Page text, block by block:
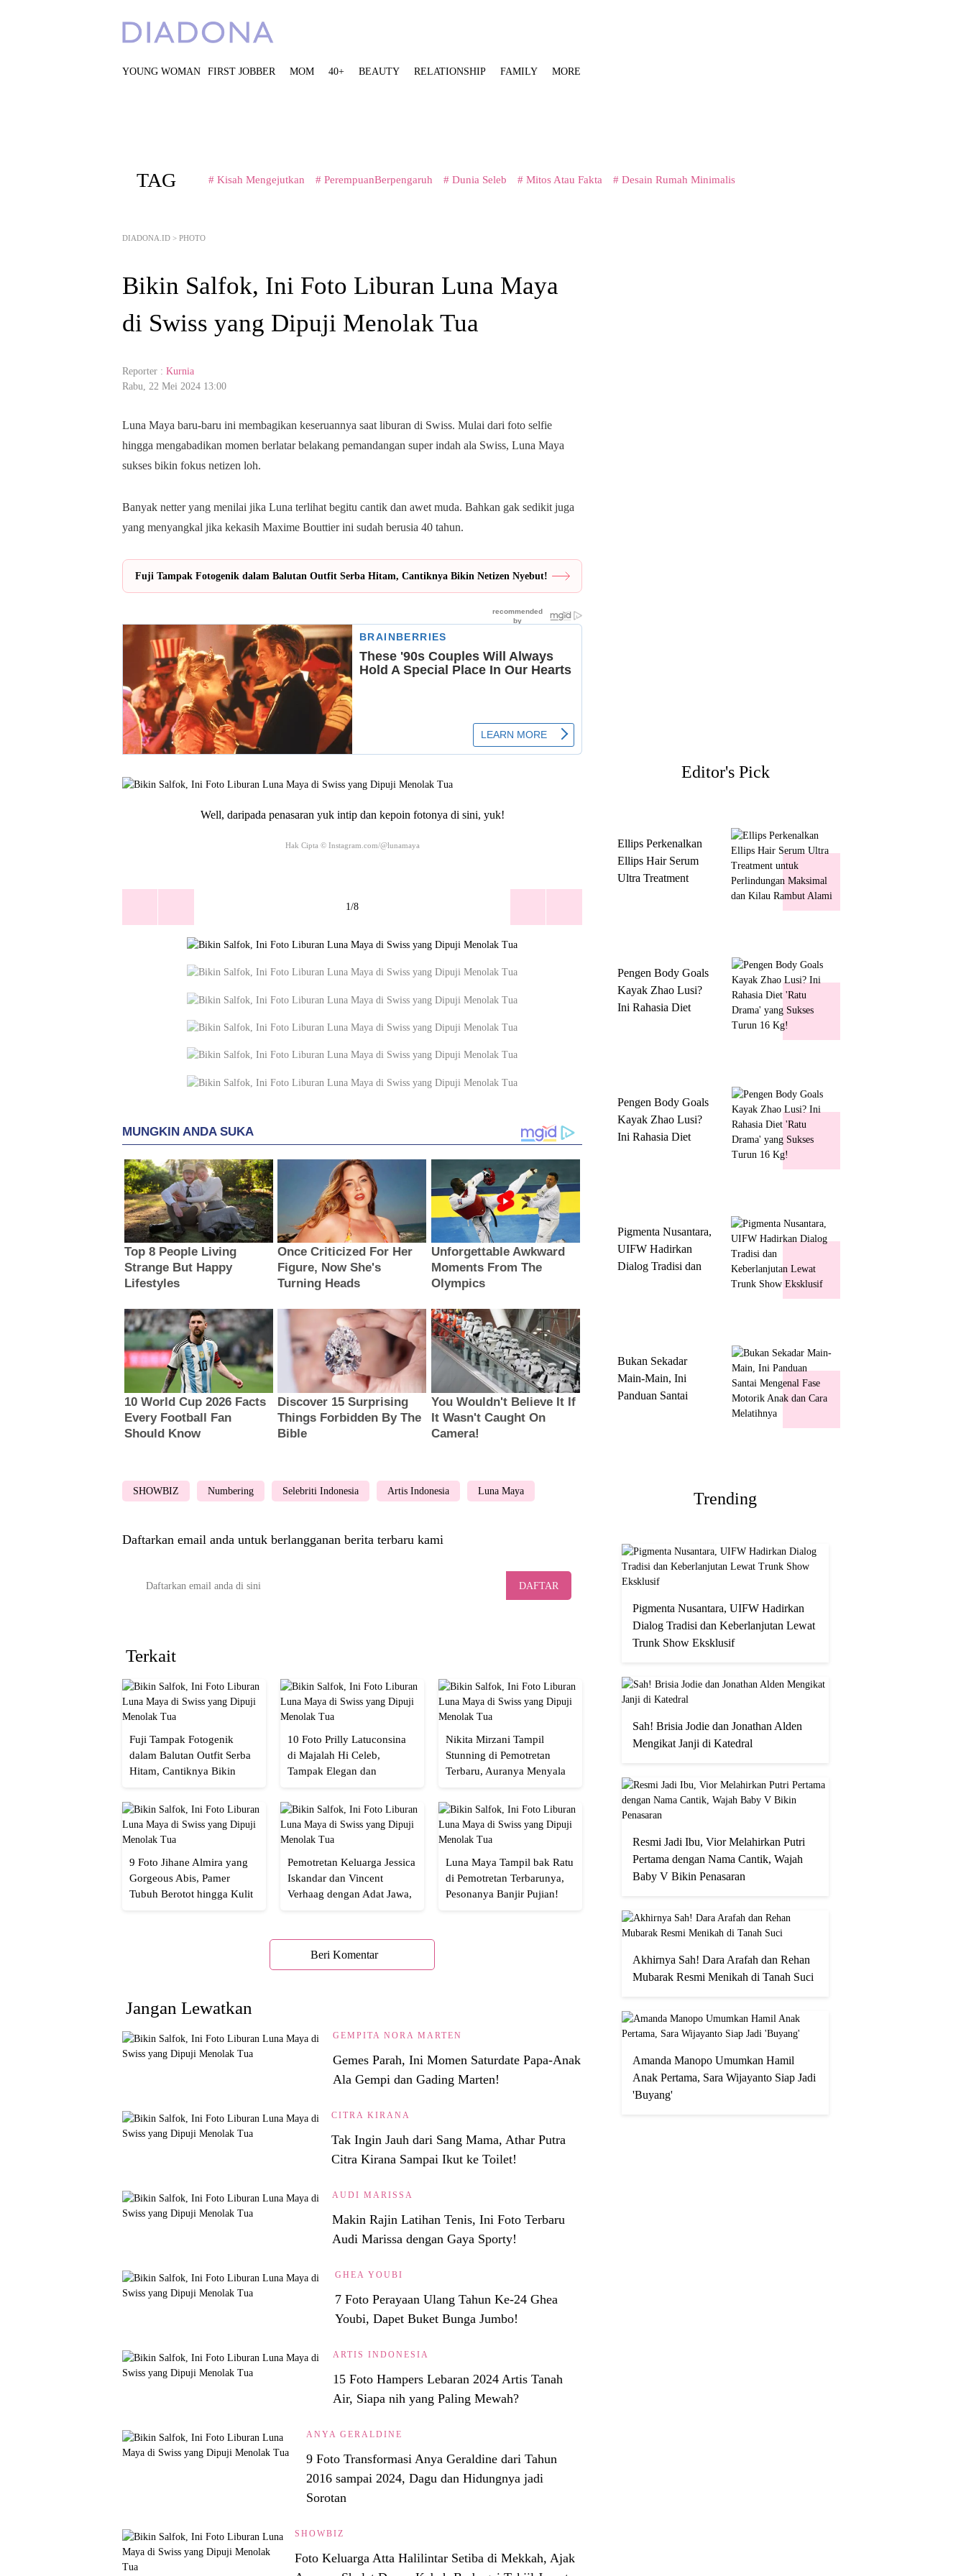
YOUNG WOMAN FIRST JOBBER MOM 40+ BEAUTY RELATIONSHIP FAMILY MORE
TAG # Kisah Mengejutkan # PerempuanBerpengaruh # Dunia Seleb # Mitos Atau Fakta # Desain Rumah Minimalis
DIADONA.ID > PHOTO
Bikin Salfok, Ini Foto Liburan Luna Maya
di Swiss yang Dipuji Menolak Tua
Reporter : Kurnia
Rabu, 22 Mei 2024 13:00
Luna Maya baru-baru ini membagikan keseruannya saat liburan di Swiss. Mulai dari foto selfie
hingga mengabadikan momen berlatar belakang pemandangan super indah ala Swiss, Luna Maya
sukses bikin fokus netizen loh.
Banyak netter yang menilai jika Luna terlihat begitu cantik dan awet muda. Bahkan gak sedikit juga
yang menyangkal jika kekasih Maxime Bouttier ini sudah berusia 40 tahun.
Fuji Tampak Fotogenik dalam Balutan Outfit Serba Hitam, Cantiknya Bikin Netizen Nyebut!
Well, daripada penasaran yuk intip dan kepoin fotonya di sini, yuk!
Hak Cipta © Instagram.com/@lunamaya
1/8
SHOWBIZ Numbering Selebriti Indonesia Artis Indonesia Luna Maya
Daftarkan email anda untuk berlangganan berita terbaru kami
DAFTAR
Terkait
Fuji Tampak Fotogenik
dalam Balutan Outfit Serba
Hitam, Cantiknya Bikin
10 Foto Prilly Latuconsina
di Majalah Hi Celeb,
Tampak Elegan dan
Nikita Mirzani Tampil
Stunning di Pemotretan
Terbaru, Auranya Menyala
9 Foto Jihane Almira yang
Gorgeous Abis, Pamer
Tubuh Berotot hingga Kulit
Pemotretan Keluarga Jessica
Iskandar dan Vincent
Verhaag dengan Adat Jawa,
Luna Maya Tampil bak Ratu
di Pemotretan Terbarunya,
Pesonanya Banjir Pujian!
Beri Komentar
Jangan Lewatkan
GEMPITA NORA MARTEN
Gemes Parah, Ini Momen Saturdate Papa-Anak
Ala Gempi dan Gading Marten!
CITRA KIRANA
Tak Ingin Jauh dari Sang Mama, Athar Putra
Citra Kirana Sampai Ikut ke Toilet!
AUDI MARISSA
Makin Rajin Latihan Tenis, Ini Foto Terbaru
Audi Marissa dengan Gaya Sporty!
GHEA YOUBI
7 Foto Perayaan Ulang Tahun Ke-24 Ghea
Youbi, Dapet Buket Bunga Jumbo!
ARTIS INDONESIA
15 Foto Hampers Lebaran 2024 Artis Tanah
Air, Siapa nih yang Paling Mewah?
ANYA GERALDINE
9 Foto Transformasi Anya Geraldine dari Tahun
2016 sampai 2024, Dagu dan Hidungnya jadi
Sorotan
SHOWBIZ
Foto Keluarga Atta Halilintar Setiba di Mekkah, Ajak
Editor's Pick
Ellips Perkenalkan
Ellips Hair Serum
Ultra Treatment
Pengen Body Goals
Kayak Zhao Lusi?
Ini Rahasia Diet
Pengen Body Goals
Kayak Zhao Lusi?
Ini Rahasia Diet
Pigmenta Nusantara,
UIFW Hadirkan
Dialog Tradisi dan
Bukan Sekadar
Main-Main, Ini
Panduan Santai
Trending
Pigmenta Nusantara, UIFW Hadirkan
Dialog Tradisi dan Keberlanjutan Lewat
Trunk Show Eksklusif
Sah! Brisia Jodie dan Jonathan Alden
Mengikat Janji di Katedral
Resmi Jadi Ibu, Vior Melahirkan Putri
Pertama dengan Nama Cantik, Wajah
Baby V Bikin Penasaran
Akhirnya Sah! Dara Arafah dan Rehan
Mubarak Resmi Menikah di Tanah Suci
Amanda Manopo Umumkan Hamil
Anak Pertama, Sara Wijayanto Siap Jadi
'Buyang'